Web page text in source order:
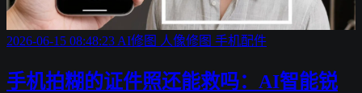
2026-06-15 08:48:23 AI修图 人像修图 手机配件
手机拍糊的证件照还能救吗：AI智能锐